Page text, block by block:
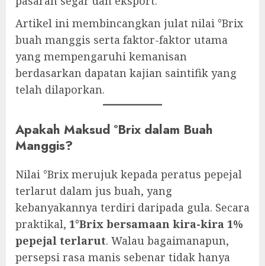
Artikel ini membincangkan julat nilai °Brix
buah manggis serta faktor-faktor utama
yang mempengaruhi kemanisan
berdasarkan dapatan kajian saintifik yang
telah dilaporkan.
Apakah Maksud °Brix dalam Buah
Manggis?
Nilai °Brix merujuk kepada peratus pepejal
terlarut dalam jus buah, yang
kebanyakannya terdiri daripada gula. Secara
praktikal, 1°Brix bersamaan kira-kira 1%
pepejal terlarut. Walau bagaimanapun,
persepsi rasa manis sebenar tidak hanya